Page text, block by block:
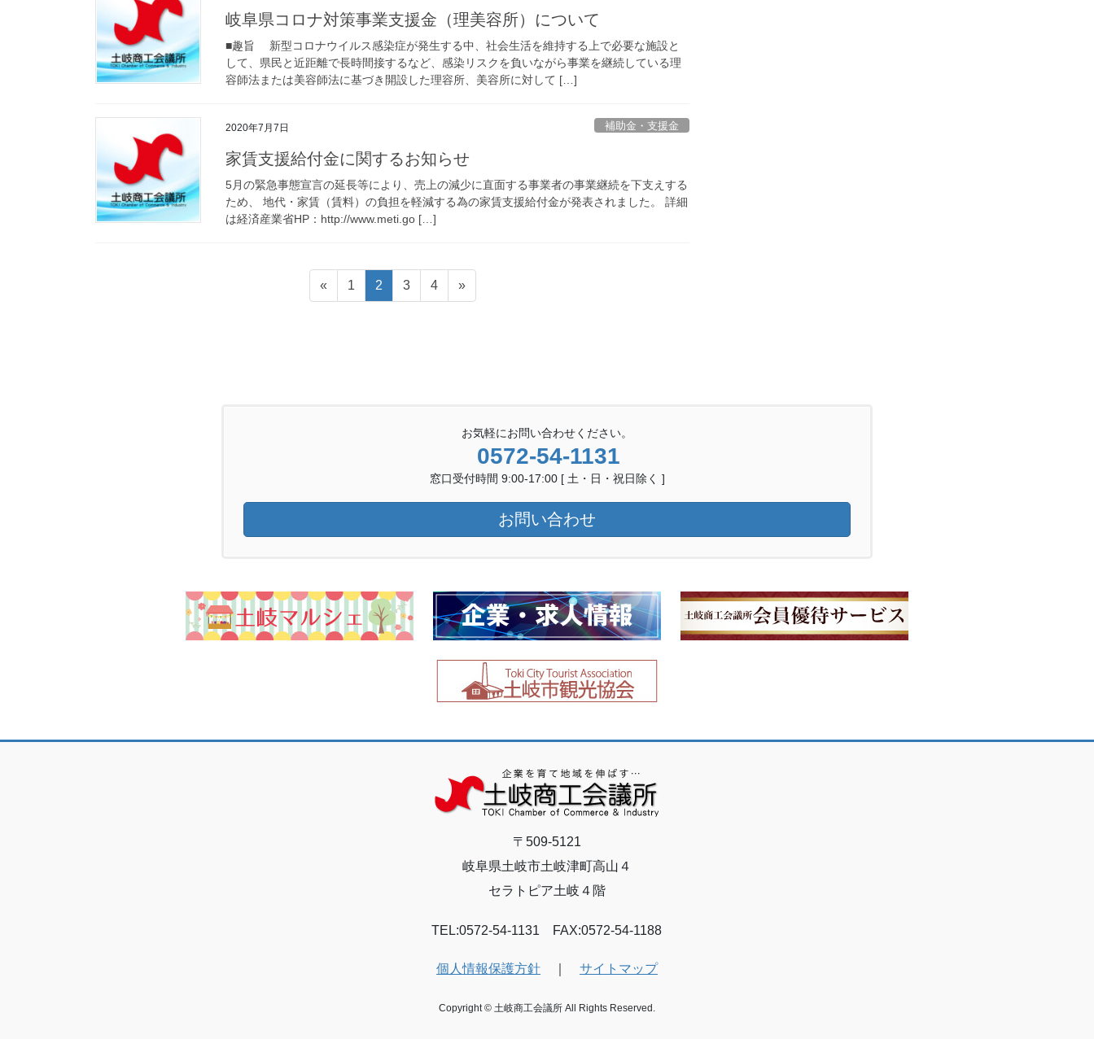
岐阜県コロナ対策事業支援金（理美容所）について
■趣旨 新型コロナウイルス感染症が発生する中、社会生活を維持する上で必要な施設と
して、県民と近距離で長時間接するなど、感染リスクを負いながら事業を継続している理
容師法または美容師法に基づき開設した理容所、美容所に対して […]
2020年7月7日 補助金・支援金
家賃支援給付金に関するお知らせ
5月の緊急事態宣言の延長等により、売上の減少に直面する事業者の事業継続を下支えする
ため、 地代・家賃（賃料）の負担を軽減する為の家賃支援給付金が発表されました。 詳細
は経済産業省HP：http://www.meti.go […]
«
固
定
1
固
定
2
固
定
3
固
定
4 »
お気軽にお問い合わせください。
0572-54-1131
窓口受付時間 9:00-17:00 [ 土・日・祝日除く ]
お問い合わせ
〒509-5121
岐阜県土岐市土岐津町高山４
セラトピア土岐４階
TEL:0572-54-1131 FAX:0572-54-1188
個人情報保護方針｜ サイトマップ
Copyright © 土岐商工会議所 All Rights Reserved.